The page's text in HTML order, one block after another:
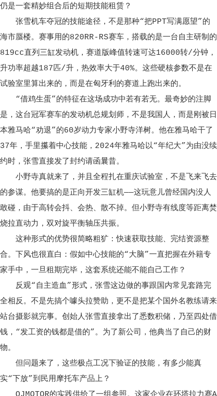
仍是一套精妙组合后的短期技能租赁？
张雪机车夺冠的技能途径，不是那种“把PPT写满愿望”的
海市蜃楼。赛事用的820RR-RS赛车，搭载的是一台自主研制的
819cc直列三缸发动机，赛道版峰值转速可达16000转/分钟，
升功率超越187匹/升，热效率大于40%。这些硬核参数不是在
试验室里算出来的，而是在匈牙利的赛道上跑出来的。
“借鸡生蛋”的特征在这场成功中若有若无。最奇妙的注脚
是，这台冠军赛车的发动机总规划师，不是我国人，而是刚被日
本雅马哈“劝退”的60岁动力专家小野寺洋树。他在雅马哈干了
37年，手里攥着中心技能，2024年雅马哈以“年纪大”为由没续
约时，张雪直接发了封约请函曩昔。
小野寺真就来了，并且全程扎在重庆试验室，不是飞来飞去
的参谋。他要搞的是正向开发三缸机——这玩意儿曾经国内没人
敢碰，由于高转会抖、会热、散不掉。但小野寺有线度等距离焚
烧拉直动力，双对旋平衡轴压共振。
这种形式的优势很简略粗犷：快速获取技能、完结资源整
合。下风也很直白：假如中心技能的“大脑”一直把握在外籍专
家手中，一旦租期完毕，这套系统还能不能自己工作？
反观“自主造血”形式，张雪这边做的事跟国内常见套路完
全相反。不是先搞个噱头拉赞助，更不是把某个国外名教练请来
站台摄影就完事。创始人张雪直接拿出了悉数积储，乃至四处借
钱，“发工资的钱都是借的”。为了新公司，他典当了自己的财
物。
但问题来了，这些极点工况下验证的技能，有多少能真
实“下放”到民用摩托车产品上？